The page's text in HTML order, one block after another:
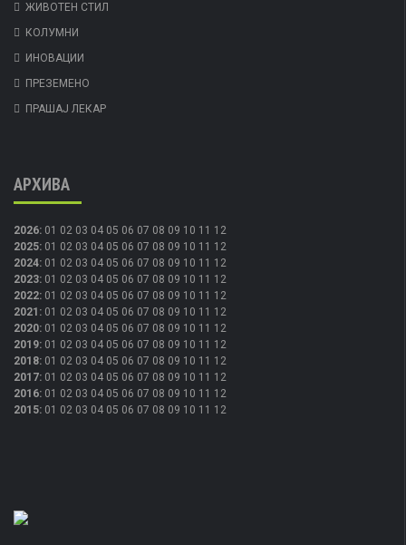
ЖИВОТЕН СТИЛ
КОЛУМНИ
ИНОВАЦИИ
ПРЕЗЕМЕНО
ПРАШАЈ ЛЕКАР
АРХИВА
2026: 01 02 03 04 05 06 07 08 09 10 11 12
2025: 01 02 03 04 05 06 07 08 09 10 11 12
2024: 01 02 03 04 05 06 07 08 09 10 11 12
2023: 01 02 03 04 05 06 07 08 09 10 11 12
2022: 01 02 03 04 05 06 07 08 09 10 11 12
2021 : 01 02 03 04 05 06 07 08 09 10 11 12
2020: 01 02 03 04 05 06 07 08 09 10 11 12
2019: 01 02 03 04 05 06 07 08 09 10 11 12
2018: 01 02 03 04 05 06 07 08 09 10 11 12
2017: 01 02 03 04 05 06 07 08 09 10 11 12
2016: 01 02 03 04 05 06 07 08 09 10 11 12
2015: 01 02 03 04 05 06 07 08 09 10 11 12